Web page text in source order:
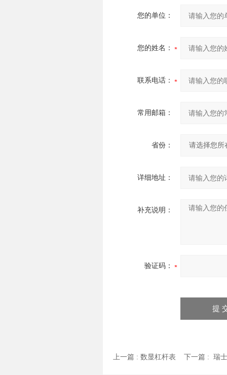
您的单位：
您的姓名：
联系电话：
常用邮箱：
省份：
详细地址：
补充说明：
验证码：
上一篇 : 数显杠杆表 下一篇 : 瑞